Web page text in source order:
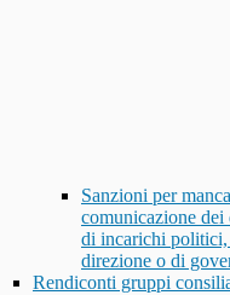
Sanzioni per
comunicazione dei
di incarichi
direzione o di
Rendiconti gruppi